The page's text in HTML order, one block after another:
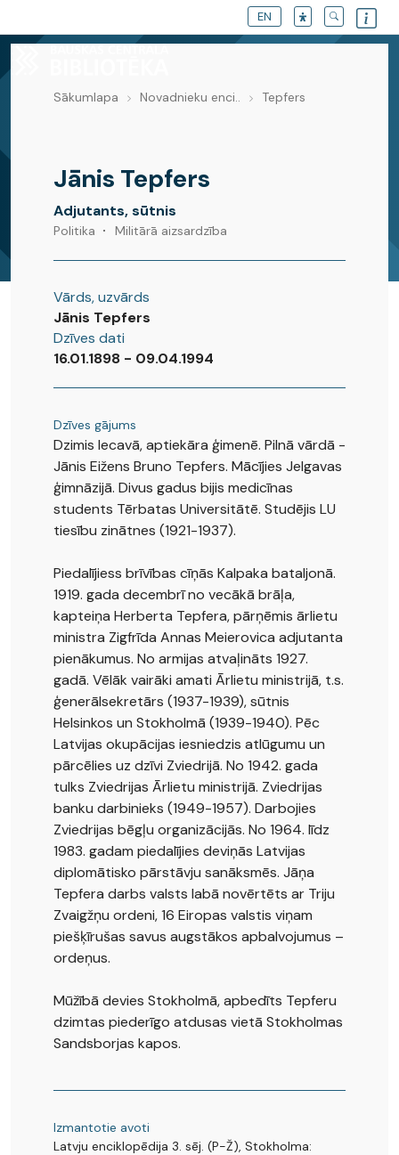
EN
Novadnieku enciklopēdija
Sākumlapa Novadnieku enci.. Tepfers
Jānis Tepfers
Adjutants, sūtnis
Politika Militārā aizsardzība
Vārds, uzvārds
Jānis Tepfers
Dzīves dati
16.01.1898 - 09.04.1994
Dzīves gājums
Dzimis Iecavā, aptiekāra ģimenē. Pilnā vārdā -
Jānis Eižens Bruno Tepfers. Mācījies Jelgavas
ģimnāzijā. Divus gadus bijis medicīnas
students Tērbatas Universitātē. Studējis LU
tiesību zinātnes (1921-1937).
Piedalījiess brīvības cīņās Kalpaka bataljonā.
1919. gada decembrī no vecākā brāļa,
kapteiņa Herberta Tepfera, pārņēmis ārlietu
ministra Zigfrīda Annas Meierovica adjutanta
pienākumus. No armijas atvaļināts 1927.
gadā. Vēlāk vairāki amati Ārlietu ministrijā, t.s.
ģenerālsekretārs (1937-1939), sūtnis
Helsinkos un Stokholmā (1939-1940). Pēc
Latvijas okupācijas iesniedzis atlūgumu un
pārcēlies uz dzīvi Zviedrijā. No 1942. gada
tulks Zviedrijas Ārlietu ministrijā. Zviedrijas
banku darbinieks (1949-1957). Darbojies
Zviedrijas bēgļu organizācijās. No 1964. līdz
1983. gadam piedalījies deviņās Latvijas
diplomātisko pārstāvju sanāksmēs. Jāņa
Tepfera darbs valsts labā novērtēts ar Triju
Zvaigžņu ordeni, 16 Eiropas valstis viņam
piešķīrušas savus augstākos apbalvojumus –
ordeņus.
Mūžībā devies Stokholmā, apbedīts Tepferu
dzimtas piederīgo atdusas vietā Stokholmas
Sandsborjas kapos.
Izmantotie avoti
Latvju enciklopēdija 3. sēj. (P-Ž), Stokholma: